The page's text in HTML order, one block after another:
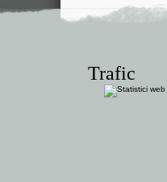
Trafic